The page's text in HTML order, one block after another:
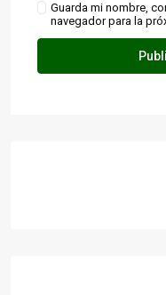
Guarda mi nombre,
navegador para la